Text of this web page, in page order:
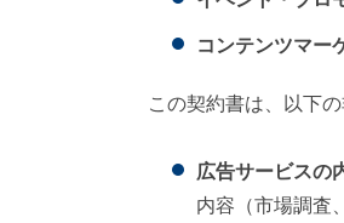
コンテンツマー
この契約書は、以下
広告サービスの
内容（市場調査